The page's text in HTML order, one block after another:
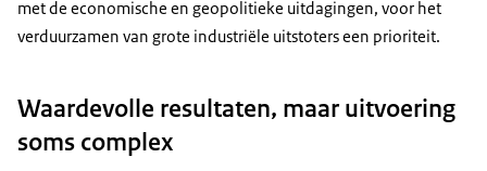
met de economische en geopolitieke uitdagingen, voor het
verduurzamen van grote industriële uitstoters een prioriteit.
Waardevolle resultaten, maar uitvoering
soms complex